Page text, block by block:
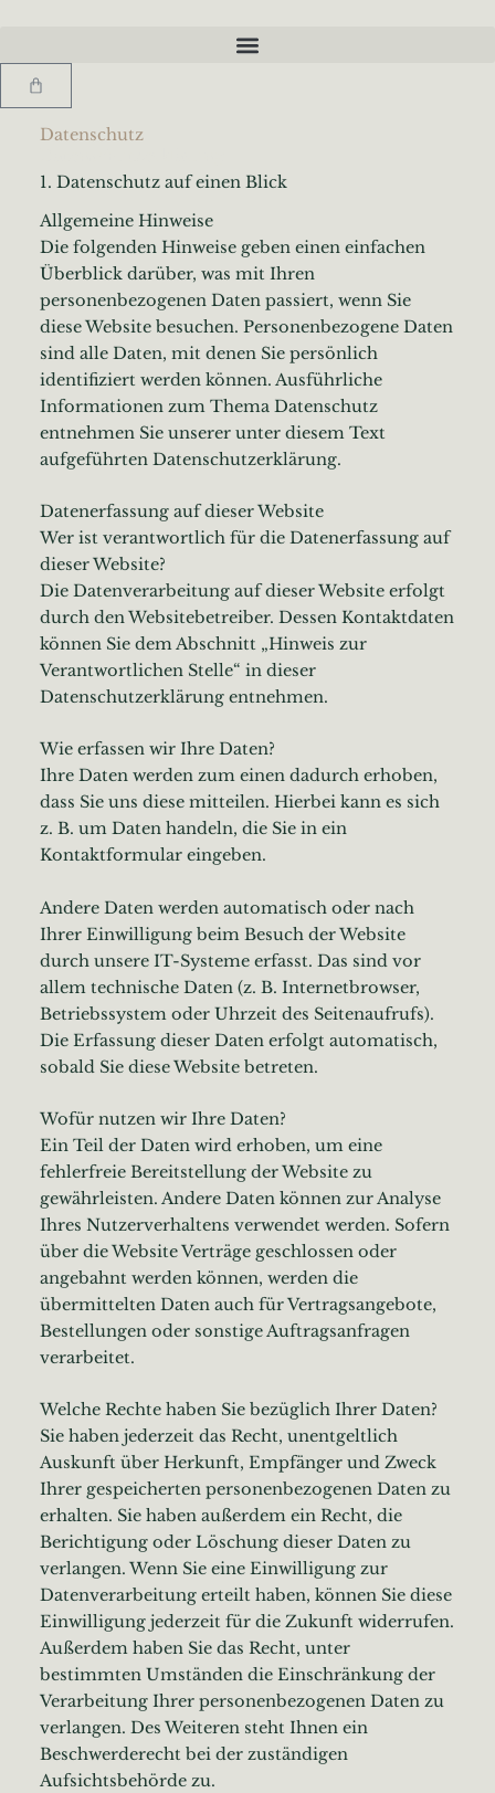
springen
Warenkorb
Datenschutz
1. Datenschutz auf einen Blick
Allgemeine Hinweise
Die folgenden Hinweise geben einen einfachen
Überblick darüber, was mit Ihren
personenbezogenen Daten passiert, wenn Sie
diese Website besuchen. Personenbezogene Daten
sind alle Daten, mit denen Sie persönlich
identifiziert werden können. Ausführliche
Informationen zum Thema Datenschutz
entnehmen Sie unserer unter diesem Text
aufgeführten Datenschutzerklärung.
Datenerfassung auf dieser Website
Wer ist verantwortlich für die Datenerfassung auf
dieser Website?
Die Datenverarbeitung auf dieser Website erfolgt
durch den Websitebetreiber. Dessen Kontaktdaten
können Sie dem Abschnitt „Hinweis zur
Verantwortlichen Stelle“ in dieser
Datenschutzerklärung entnehmen.
Wie erfassen wir Ihre Daten?
Ihre Daten werden zum einen dadurch erhoben,
dass Sie uns diese mitteilen. Hierbei kann es sich
z. B. um Daten handeln, die Sie in ein
Kontaktformular eingeben.
Andere Daten werden automatisch oder nach
Ihrer Einwilligung beim Besuch der Website
durch unsere IT-Systeme erfasst. Das sind vor
allem technische Daten (z. B. Internetbrowser,
Betriebssystem oder Uhrzeit des Seitenaufrufs).
Die Erfassung dieser Daten erfolgt automatisch,
sobald Sie diese Website betreten.
Wofür nutzen wir Ihre Daten?
Ein Teil der Daten wird erhoben, um eine
fehlerfreie Bereitstellung der Website zu
gewährleisten. Andere Daten können zur Analyse
Ihres Nutzerverhaltens verwendet werden. Sofern
über die Website Verträge geschlossen oder
angebahnt werden können, werden die
übermittelten Daten auch für Vertragsangebote,
Bestellungen oder sonstige Auftragsanfragen
verarbeitet.
Welche Rechte haben Sie bezüglich Ihrer Daten?
Sie haben jederzeit das Recht, unentgeltlich
Auskunft über Herkunft, Empfänger und Zweck
Ihrer gespeicherten personenbezogenen Daten zu
erhalten. Sie haben außerdem ein Recht, die
Berichtigung oder Löschung dieser Daten zu
verlangen. Wenn Sie eine Einwilligung zur
Datenverarbeitung erteilt haben, können Sie diese
Einwilligung jederzeit für die Zukunft widerrufen.
Außerdem haben Sie das Recht, unter
bestimmten Umständen die Einschränkung der
Verarbeitung Ihrer personenbezogenen Daten zu
verlangen. Des Weiteren steht Ihnen ein
Beschwerderecht bei der zuständigen
Aufsichtsbehörde zu.